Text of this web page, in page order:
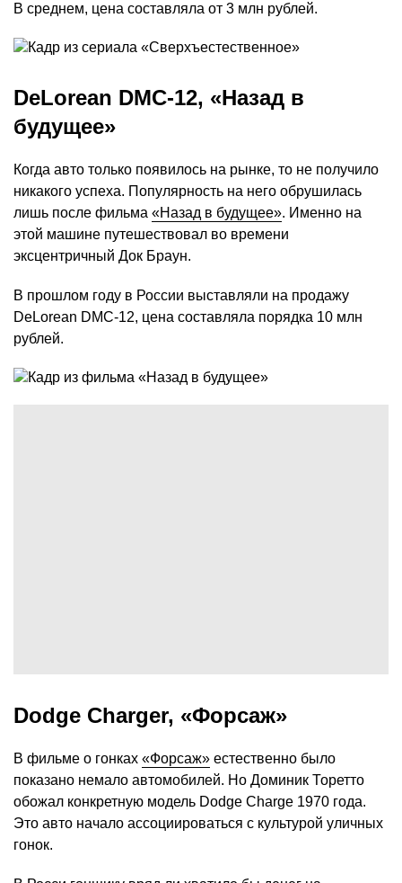
В среднем, цена составляла от 3 млн рублей.
DeLorean DMC-12, «Назад в
будущее»
Когда авто только появилось на рынке, то не получило
никакого успеха. Популярность на него обрушилась
лишь после фильма «Назад в будущее». Именно на
этой машине путешествовал во времени
эксцентричный Док Браун.
В прошлом году в России выставляли на продажу
DeLorean DMC-12, цена составляла порядка 10 млн
рублей.
Dodge Charger, «Форсаж»
В фильме о гонках «Форсаж» естественно было
показано немало автомобилей. Но Доминик Торетто
обожал конкретную модель Dodge Charge 1970 года.
Это авто начало ассоциироваться с культурой уличных
гонок.